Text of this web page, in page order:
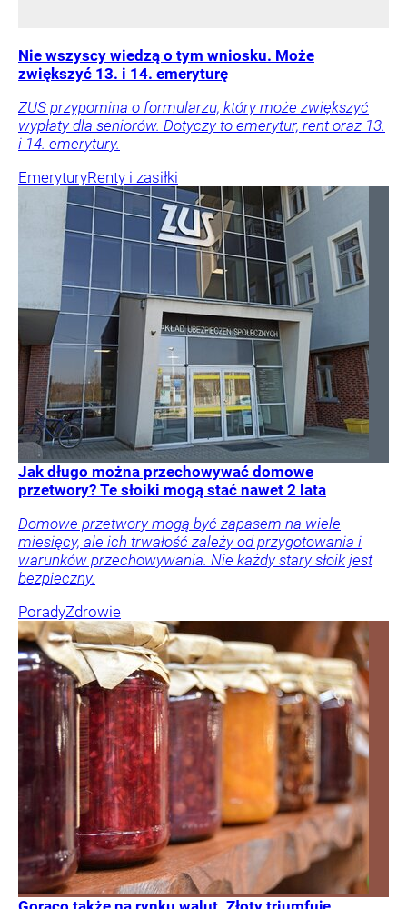
Nie wszyscy wiedzą o tym wniosku. Może
zwiększyć 13. i 14. emeryturę
ZUS przypomina o formularzu, który może zwiększyć
wypłaty dla seniorów. Dotyczy to emerytur, rent oraz 13.
i 14. emerytury.
EmeryturyRenty i zasiłki
Jak długo można przechowywać domowe
przetwory? Te słoiki mogą stać nawet 2 lata
Domowe przetwory mogą być zapasem na wiele
miesięcy, ale ich trwałość zależy od przygotowania i
warunków przechowywania. Nie każdy stary słoik jest
bezpieczny.
PoradyZdrowie